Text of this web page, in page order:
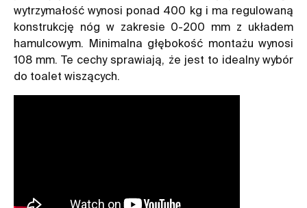
wytrzymałość wynosi ponad 400 kg i ma regulowaną
konstrukcję nóg w zakresie 0-200 mm z układem
hamulcowym. Minimalna głębokość montażu wynosi
108 mm. Te cechy sprawiają, że jest to idealny wybór
do toalet wiszących.